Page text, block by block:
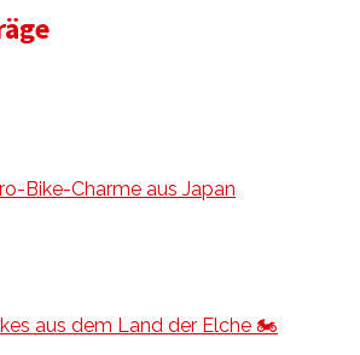
Bike-Charme aus Japan
aus dem Land der Elche 🏍️